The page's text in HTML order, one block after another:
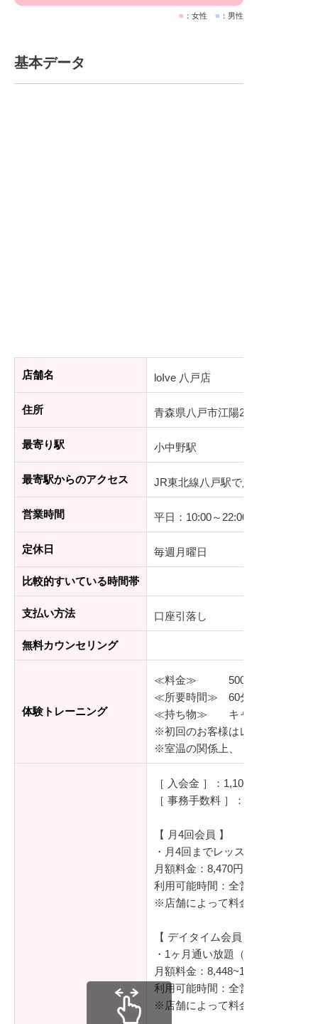
■ ：女性 ■ ：男性
基本データ
店舗名 loIve 八戸店
住所 青森県八戸市江陽2丁目15番18号
最寄り駅 小中野駅
最寄駅からのアクセス JR東北線八戸駅で八戸線へ乗り
営業時間 平日：10:00～22:00、土・日・祝
定休日 毎週月曜日
比較的すいている時間帯
支払い方法 口座引落し
無料カウンセリング
体験トレーニング
≪料金≫ 500円（税込）
≪所要時間≫ 60分
≪持ち物≫ キャンペーン内容に
※初回のお客様はレッスンの20分
※室温の関係上、 レッスン開始
［ 入会金 ］：1,100円（税込）
［ 事務手数料 ］：5,170円（税込
【 月4回会員 】
・月4回までレッスンを受講して
月額料金：8,470円~9,900円（税
利用可能時間：全営業時間
※店舗によって料金が異なります
【 デイタイム会員 】
・1ヶ月通い放題（15時スタート
月額料金：8,448~14,300円（税込
利用可能時間：全営業日（15時
※店舗によって料金が異なります